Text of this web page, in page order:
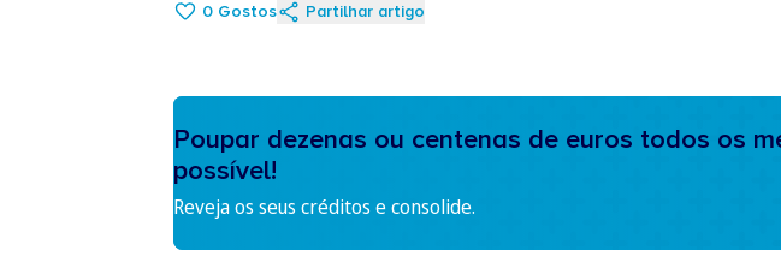
0 Gostos Partilhar artigo
Poupar dezenas ou centenas de euros todos os
possível!
Reveja os seus créditos e consolide.